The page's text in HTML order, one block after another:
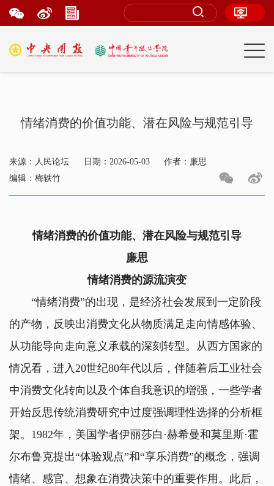
情绪消费的价值功能、潜在风险与规范引导
来源：人民论坛 日期：2026-05-03
作者：廉思
编辑：梅轶竹
情绪消费的价值功能、潜在风险与规范引导
廉思
情绪消费的源流演变
“情绪消费”的出现，是经济社会发展到一定阶段
的产物，反映出消费文化从物质满足走向情感体验、
从功能导向走向意义承载的深刻转型。从西方国家的
情况看，进入20世纪80年代以后，伴随着后工业社会
中消费文化转向以及个体自我意识的增强，一些学者
开始反思传统消费研究中过度强调理性选择的分析框
架。1982年，美国学者伊丽莎白·赫希曼和莫里斯·霍
尔布鲁克提出“体验观点”和“享乐消费”的概念，强调
情绪、感官、想象在消费决策中的重要作用。此后，